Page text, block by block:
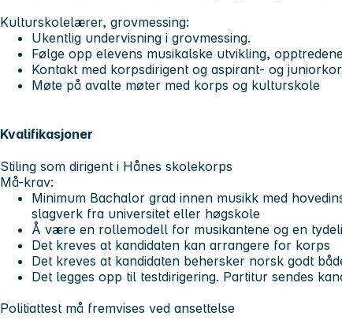
Kulturskolelærer, grovmessing:
Ukentlig undervisning i grovmessing.
Følge opp elevens musikalske utvikling,
Kontakt med korpsdirigent og aspirant- og
Møte på avalte møter med korps og kulturskole
Kvalifikasjoner
Stiling som dirigent i Hånes skolekorps
Må-krav:
Minimum Bachalor grad innen musikk med
slagverk fra universitet eller høgskole
Å være en rollemodell for musikantene og en
Det kreves at kandidaten kan arrangere for korps
Det kreves at kandidaten behersker norsk godt
Det legges opp til testdirigering. Partitur sendes
Politiattest må fremvises ved ansettelse